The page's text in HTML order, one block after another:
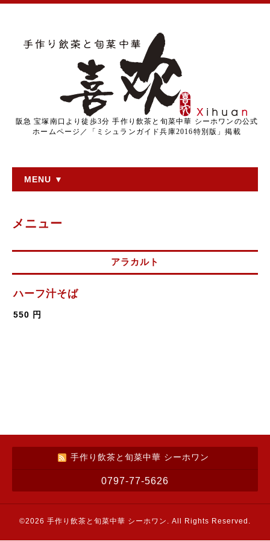
阪急 宝塚南口より徒歩3分 手作り飲茶と旬菜中華 シーホワンの公式
ホームページ／「ミシュランガイド兵庫2016特別版」掲載
MENU ▼
メニュー
アラカルト
ハーフ汁そば
550 円
手作り飲茶と旬菜中華 シーホワン
0797-77-5626
©2026 手作り飲茶と旬菜中華 シーホワン . All Rights Reserved.